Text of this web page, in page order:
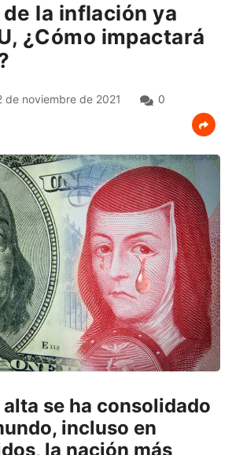
la inflación ya
¿Cómo impactará
de noviembre de 2021
0
se ha consolidado
incluso en
la nación más